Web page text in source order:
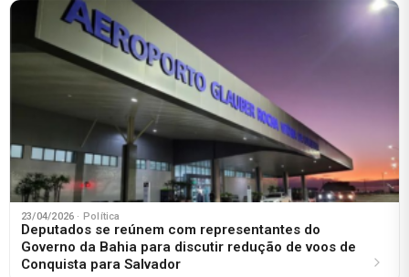
23/04/2026 · Política
Deputados se reúnem com representantes do
Governo da Bahia para discutir redução de voos de
Conquista para Salvador